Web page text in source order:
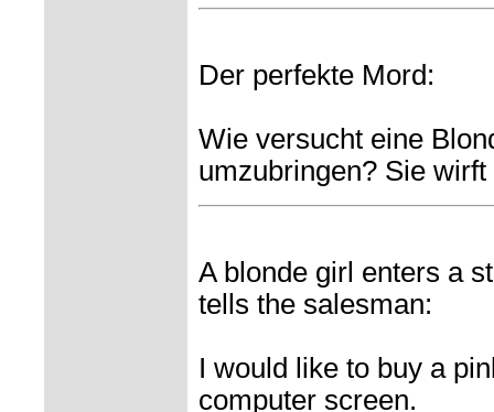
Der perfekte Mord:
Wie versucht eine
umzubringen? Sie
A blonde girl enters a
tells the salesman:
I would like to buy a
computer screen.